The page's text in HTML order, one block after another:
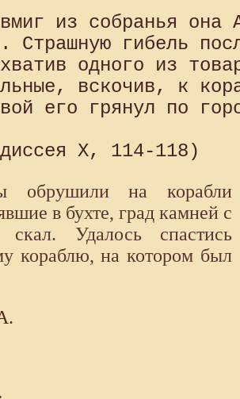
из собранья она
Страшную гибель
одного из
вскочив, к
его грянул по
обрушили на корабли
в бухте, град камней с
скал. Удалось спастись
кораблю, на котором был